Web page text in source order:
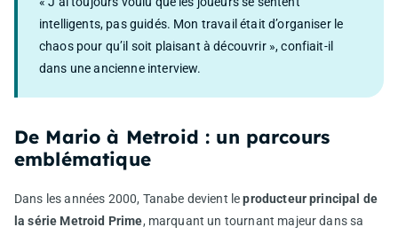
intelligents, pas guidés. Mon travail était d’organiser le
chaos pour qu’il soit plaisant à découvrir », confiait-il
dans une ancienne interview.
De Mario à Metroid : un parcours
emblématique
Dans les années 2000, Tanabe devient leproducteur principal de
la série Metroid Prime, marquant un tournant majeur dans sa